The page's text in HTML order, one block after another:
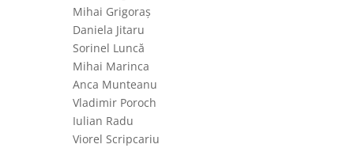
Mihai Grigoraș
Daniela Jitaru
Sorinel Luncă
Mihai Marinca
Anca Munteanu
Vladimir Poroch
Iulian Radu
Viorel Scripcariu